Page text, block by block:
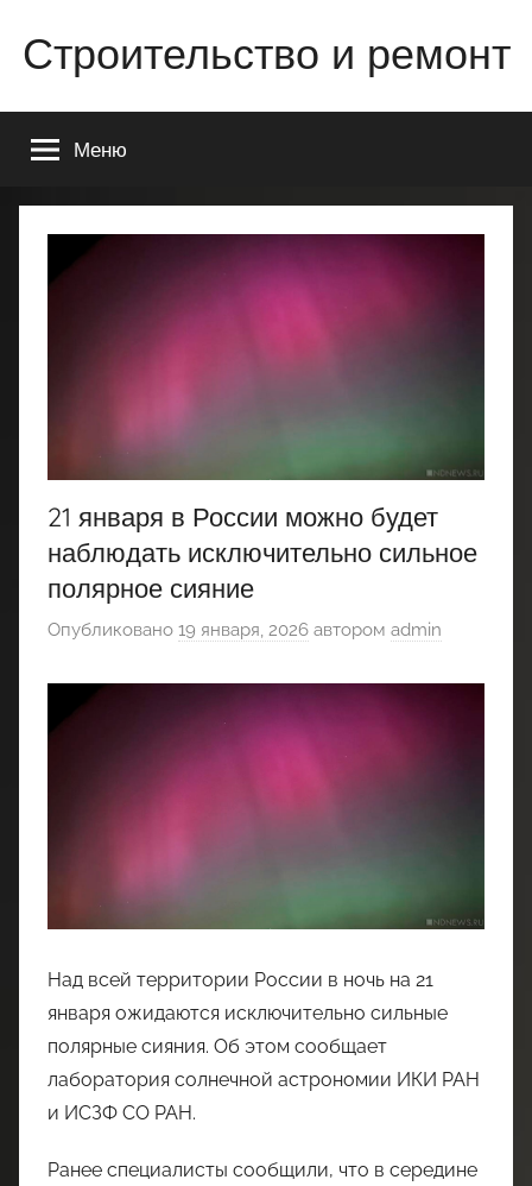
содержимому
Строительство и ремонт
строительстве
ремонте
Вашего
Меню
21 января в России можно будет
наблюдать исключительно сильное
полярное сияние
Опубликовано 19 января, 2026 автором admin
Над всей территории России в ночь на 21
января ожидаются исключительно сильные
полярные сияния. Об этом сообщает
лаборатория солнечной астрономии ИКИ РАН
и ИСЗФ СО РАН.
Ранее специалисты сообщили, что в середине